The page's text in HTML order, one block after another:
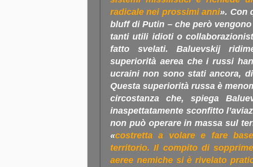
radicale nei prossimi anni». Con
bluff di Putin – che però
tanti utili idioti o
fatto svelati. Baluevskij
superiorità aerea che i russi
ucraini non sono stati ancora,
Questa superiorità russa è
circostanza che, spiega
inaspettatamente sconfitto
non può operare in massa sul
«costretta a volare e fare
territorio. Il compito di
aeree nemiche si è rivelato